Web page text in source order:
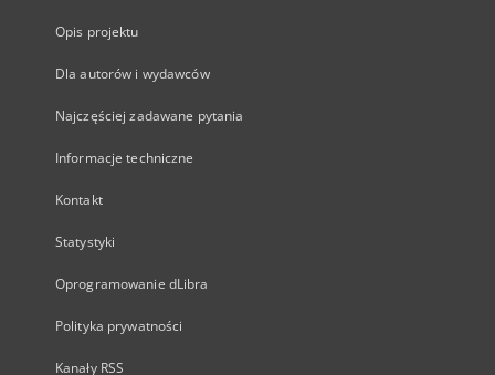
Opis projektu
Dla autorów i wydawców
Najczęściej zadawane pytania
Informacje techniczne
Kontakt
Statystyki
Oprogramowanie dLibra
Polityka prywatności
Kanały RSS